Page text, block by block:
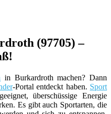
(97705) –
in Burkardroth machen? Dann
-Portal entdeckt haben. Sport
überschüssige Energie
Es gibt auch Sportarten, die